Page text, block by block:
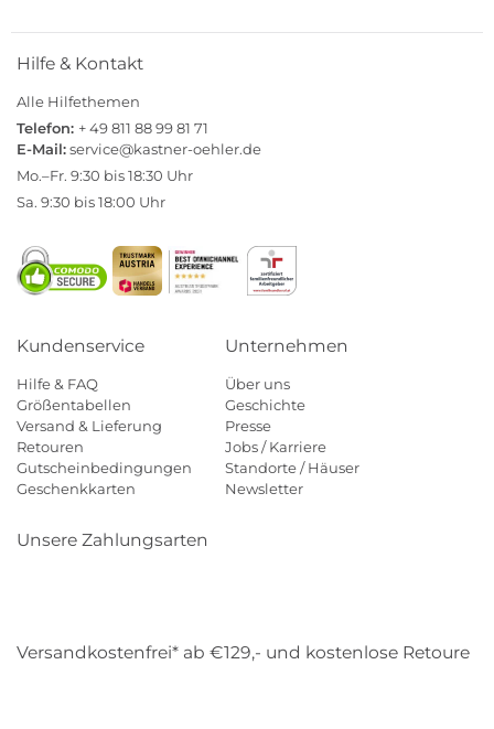
Hilfe & Kontakt
Alle Hilfethemen
Telefon: + 49 811 88 99 81 71
E-Mail:service@kastner-oehler.de
Mo.–Fr. 9:30 bis 18:30 Uhr
Sa. 9:30 bis 18:00 Uhr
Kundenservice
Hilfe & FAQ
Größentabellen
Versand & Lieferung
Retouren
Gutscheinbedingungen
Geschenkkarten
Unternehmen
Über uns
Geschichte
Presse
Jobs / Karriere
Standorte / Häuser
Newsletter
Unsere Zahlungsarten
Versandkostenfrei* ab €129,- und kostenlose Retoure